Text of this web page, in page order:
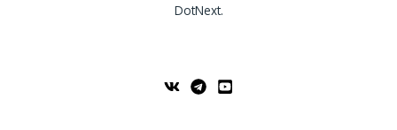
DotNext.